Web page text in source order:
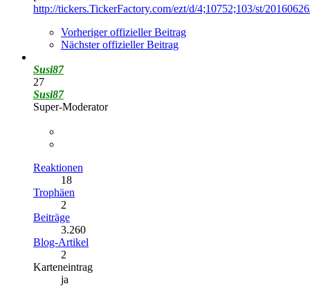
http://tickers.TickerFactory.com/ezt/d/4;10752;103/st/
Vorheriger offizieller Beitrag
Nächster offizieller Beitrag
Susi87
27
Susi87
Super-Moderator
Reaktionen
18
Trophäen
2
Beiträge
3.260
Blog-Artikel
2
Karteneintrag
ja